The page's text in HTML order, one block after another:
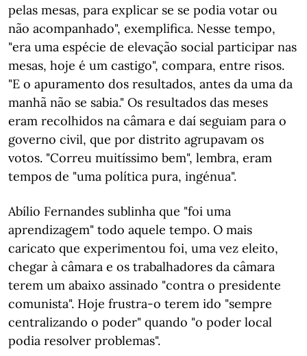
pelas mesas, para explicar se se podia votar ou
não acompanhado", exemplifica. Nesse tempo,
"era uma espécie de elevação social participar nas
mesas, hoje é um castigo", compara, entre risos.
"E o apuramento dos resultados, antes da uma da
manhã não se sabia." Os resultados das meses
eram recolhidos na câmara e daí seguiam para o
governo civil, que por distrito agrupavam os
votos. "Correu muitíssimo bem", lembra, eram
tempos de "uma política pura, ingénua".
Abílio Fernandes sublinha que "foi uma
aprendizagem" todo aquele tempo. O mais
caricato que experimentou foi, uma vez eleito,
chegar à câmara e os trabalhadores da câmara
terem um abaixo assinado "contra o presidente
comunista". Hoje frustra-o terem ido "sempre
centralizando o poder" quando "o poder local
podia resolver problemas".